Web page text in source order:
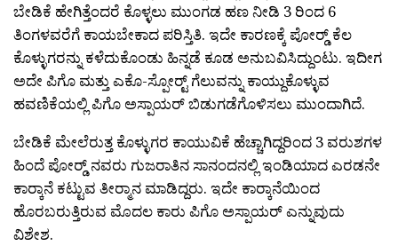
ಬೇಡಿಕೆ ಹೇಗಿತ್ತೆಂದರೆ ಕೊಳ್ಳಲು ಮುಂಗಡ ಹಣ ನೀಡಿ 3 ರಿಂದ 6
ತಿಂಗಳವರೆಗೆ ಕಾಯಬೇಕಾದ ಪರಿಸ್ತಿತಿ. ಇದೇ ಕಾರಣಕ್ಕೆ ಪೋರ‍್ಡ್ ಕೆಲ
ಕೊಳ್ಳುಗರನ್ನು ಕಳೆದುಕೊಂಡು ಹಿನ್ನಡೆ ಕೂಡ ಅನುಬವಿಸಿದ್ದುಂಟು. ಇದೀಗ
ಅದೇ ಪಿಗೊ ಮತ್ತು ಎಕೊ-ಸ್ಪೋರ‍್ಟ್ ಗೆಲುವನ್ನು ಕಾಯ್ದುಕೊಳ್ಳುವ
ಹವಣಿಕೆಯಲ್ಲಿ ಪಿಗೊ ಅಸ್ಪಾಯರ್ ಬಿಡುಗಡೆಗೊಳಿಸಲು ಮುಂದಾಗಿದೆ.
ಬೇಡಿಕೆ ಮೇಲೆರುತ್ತ ಕೊಳ್ಳುಗರ ಕಾಯುವಿಕೆ ಹೆಚ್ಚಾಗಿದ್ದರಿಂದ 3 ವರುಶಗಳ
ಹಿಂದೆ ಪೋರ‍್ಡ್ ನವರು ಗುಜರಾತಿನ ಸಾನಂದನಲ್ಲಿ ಇಂಡಿಯಾದ ಎರಡನೇ
ಕಾರ‍್ಕಾನೆ ಕಟ್ಟುವ ತೀರ‍್ಮಾನ ಮಾಡಿದ್ದರು. ಇದೇ ಕಾರ‍್ಕಾನೆಯಿಂದ
ಹೊರಬರುತ್ತಿರುವ ಮೊದಲ ಕಾರು ಪಿಗೊ ಅಸ್ಪಾಯರ್ ಎನ್ನುವುದು
ವಿಶೇಶ.